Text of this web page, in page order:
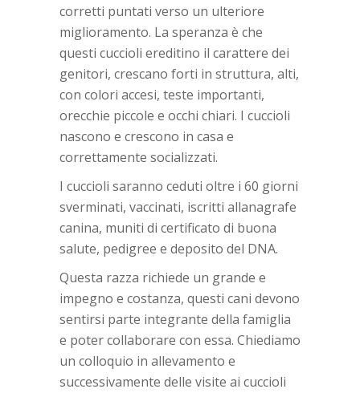
corretti puntati verso un ulteriore
miglioramento. La speranza è che
questi cuccioli ereditino il carattere dei
genitori, crescano forti in struttura, alti,
con colori accesi, teste importanti,
orecchie piccole e occhi chiari. I cuccioli
nascono e crescono in casa e
correttamente socializzati.
I cuccioli saranno ceduti oltre i 60 giorni
sverminati, vaccinati, iscritti allanagrafe
canina, muniti di certificato di buona
salute, pedigree e deposito del DNA.
Questa razza richiede un grande e
impegno e costanza, questi cani devono
sentirsi parte integrante della famiglia
e poter collaborare con essa. Chiediamo
un colloquio in allevamento e
successivamente delle visite ai cuccioli